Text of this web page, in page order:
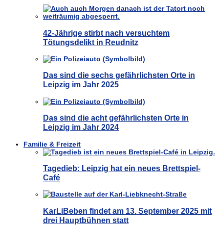
42-Jährige stirbt nach versuchtem
Tötungsdelikt in Reudnitz
Das sind die sechs gefährlichsten Orte in
Leipzig im Jahr 2025
Das sind die acht gefährlichsten Orte in
Leipzig im Jahr 2024
Familie & Freizeit
Tagedieb: Leipzig hat ein neues Brettspiel-
Café
KarLiBeben findet am 13. September 2025 mit
drei Hauptbühnen statt